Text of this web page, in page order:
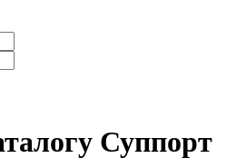
Суппорт